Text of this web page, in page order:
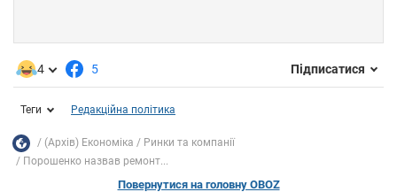
4 5 Підписатися
Теги Редакційна політика
(Архів) Економіка
Ринки та компанії
Порошенко назвав ремонт...
Повернутися на головну OBOZ